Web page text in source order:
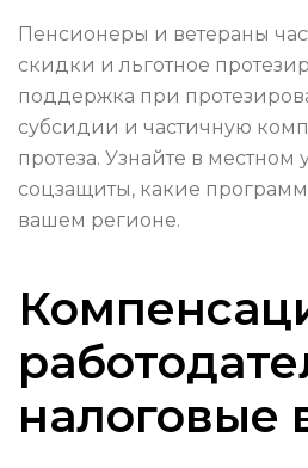
Пенсионеры и ветераны
скидки и льготное
поддержка при
субсидии и частичную
протеза. Узнайте в местном
соцзащиты, какие
вашем регионе.
налоговые